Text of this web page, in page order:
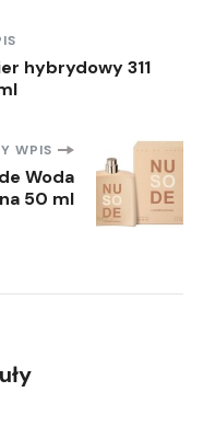
hybrydowy 311
WPIS
Woda
50 ml